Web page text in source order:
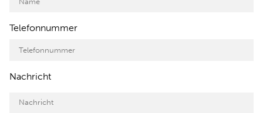
Telefonnummer
Nachricht